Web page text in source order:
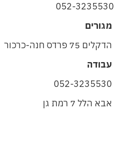
052-3235530
מגורים
הדקלים 75 פרדס חנה-כרכור
עבודה
052-3235530
אבא הלל 7 רמת גן